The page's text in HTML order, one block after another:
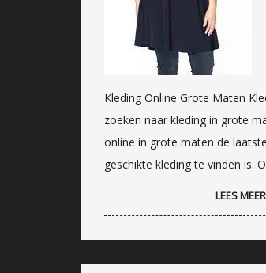
Kleding Online Grote Maten
zoeken naar kleding in grote
online in grote maten de
geschikte kleding te vinden is.
LEES MEER